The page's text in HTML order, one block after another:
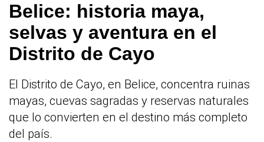
Belice: historia maya,
selvas y aventura en el
Distrito de Cayo
El Distrito de Cayo, en Belice, concentra ruinas
mayas, cuevas sagradas y reservas naturales
que lo convierten en el destino más completo
del país.